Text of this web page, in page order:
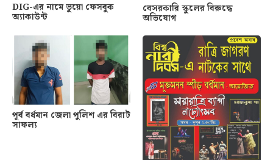
DIG-এর নামে ভুয়ো ফেসবুক
অ্যাকাউন্ট
বেসরকারি স্কুলের বিরুদ্ধে
অভিযোগ
পূর্ব বর্ধমান জেলা পুলিশ এর বিরাট
সাফল্য